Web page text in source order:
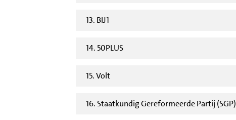
13. BIJ1
14. 50PLUS
15. Volt
16. Staatkundig Gereformeerde Partij (SGP)